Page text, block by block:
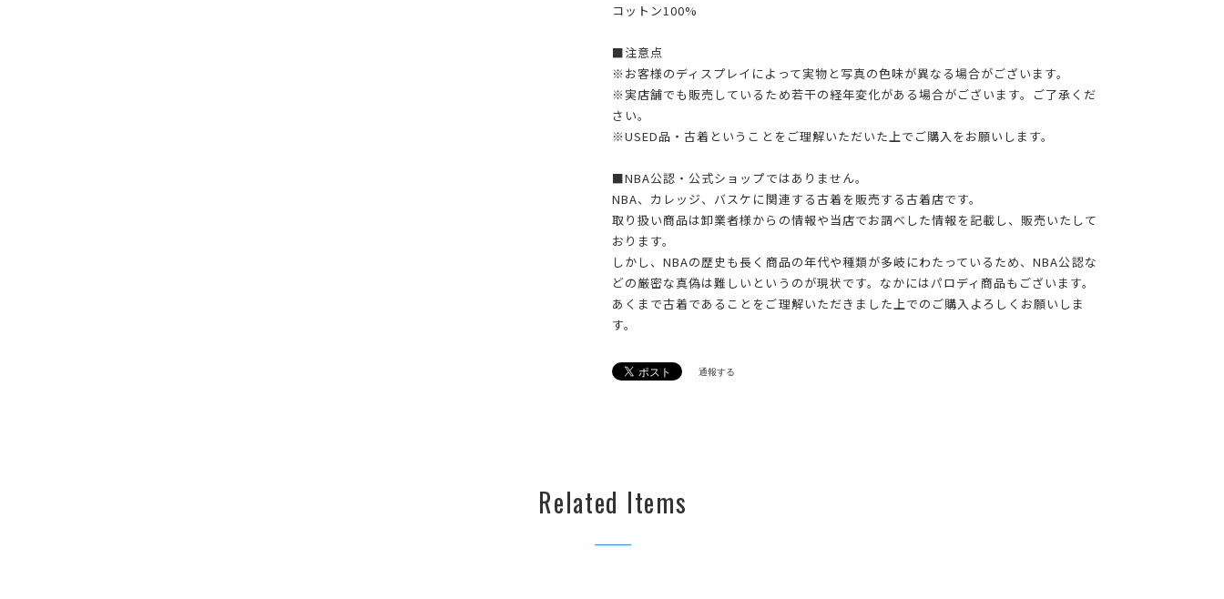
コットン100%
■注意点
※お客様のディスプレイによって実物と写真の色味が異なる場合がございます。
※実店舗でも販売しているため若干の経年変化がある場合がございます。ご了承くだ
さい。
※USED品・古着ということをご理解いただいた上でご購入をお願いします。
■NBA公認・公式ショップではありません。
NBA、カレッジ、バスケに関連する古着を販売する古着店です。
取り扱い商品は卸業者様からの情報や当店でお調べした情報を記載し、販売いたして
おります。
しかし、NBAの歴史も長く商品の年代や種類が多岐にわたっているため、NBA公認な
どの厳密な真偽は難しいというのが現状です。なかにはパロディ商品もございます。
あくまで古着であることをご理解いただきました上でのご購入よろしくお願いしま
す。
通報する
Related Items